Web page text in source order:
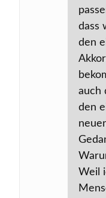
dass
den
auch
den
Weil